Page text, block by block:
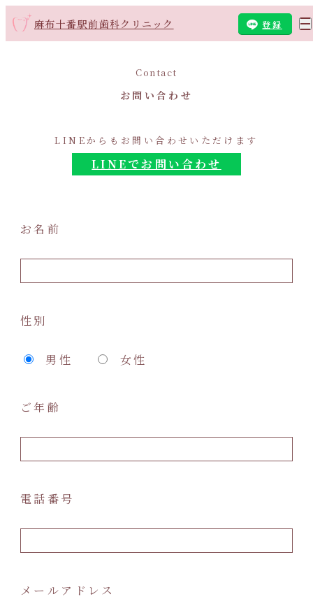
麻布十番駅前歯科クリニック 登録
Contact
お問い合わせ
LINEからもお問い合わせいただけます
LINEでお問い合わせ
お名前
性別
男性 女性
ご年齢
電話番号
メールアドレス